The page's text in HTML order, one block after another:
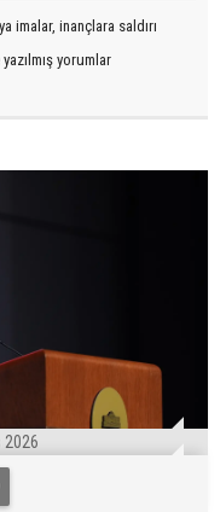
imalar, inançlara saldırı
yorumlar